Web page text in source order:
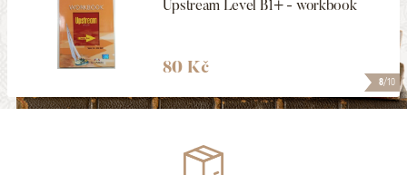
8/10
Upstream Level B1+ - workbook
80 Kč